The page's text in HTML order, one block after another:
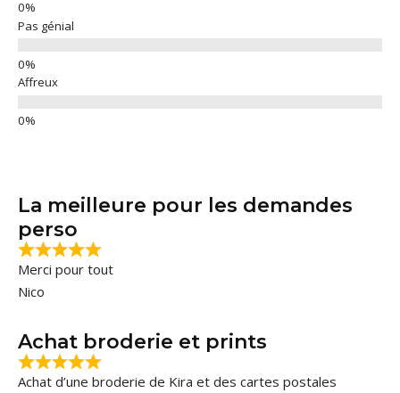
Pas génial
Affreux
La meilleure pour les demandes
perso
Merci pour tout
Nico
Achat broderie et prints
Achat d’une broderie de Kira et des cartes postales